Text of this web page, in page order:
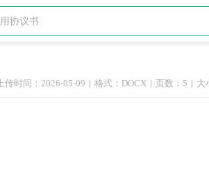
上传时间：2026-05-09 格式：DOCX 页数：5 大